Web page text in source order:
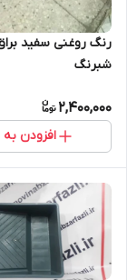
رنگ روغنی سفید
شبرنگ
2,400,000
افزودن